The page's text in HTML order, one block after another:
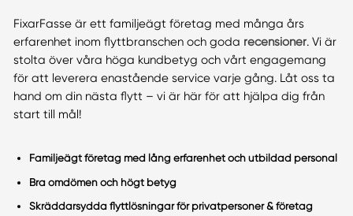
FixarFasse är ett familjeägt företag med många års
erfarenhet inom flyttbranschen och goda recensioner. Vi är
stolta över våra höga kundbetyg och vårt engagemang
för att leverera enastående service varje gång. Låt oss ta
hand om din nästa flytt – vi är här för att hjälpa dig från
start till mål!
Familjeägt företag med lång erfarenhet och utbildad personal
Bra omdömen och högt betyg
Skräddarsydda flyttlösningar för privatpersoner & företag